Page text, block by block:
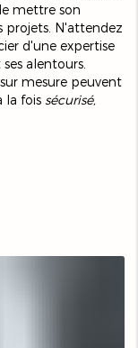
mettre son
projets. N'attendez
d'une expertise
alentours.
mesure peuvent
la fois sécurisé,